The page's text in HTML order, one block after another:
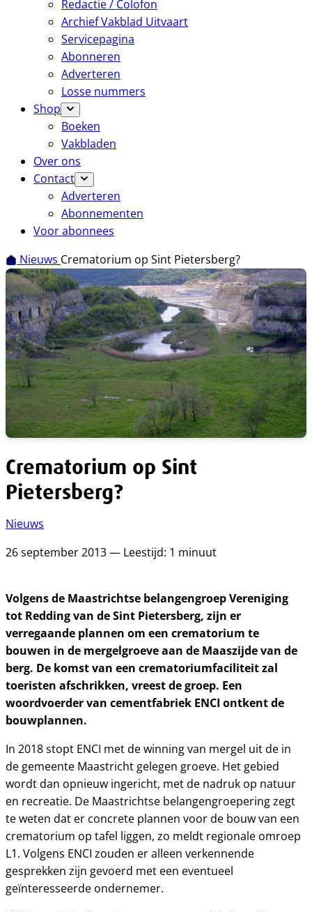
Redactie / Colofon
Archief Vakblad Uitvaart
Servicepagina
Abonneren
Adverteren
Losse nummers
Shop
Boeken
Vakbladen
Over ons
Contact
Adverteren
Abonnementen
Voor abonnees
Nieuws Crematorium op Sint Pietersberg?
Crematorium op Sint
Pietersberg?
Nieuws
26 september 2013 — Leestijd: 1 minuut
Volgens de Maastrichtse belangengroep Vereniging
tot Redding van de Sint Pietersberg, zijn er
verregaande plannen om een crematorium te
bouwen in de mergelgroeve aan de Maaszijde van de
berg. De komst van een crematoriumfaciliteit zal
toeristen afschrikken, vreest de groep. Een
woordvoerder van cementfabriek ENCI ontkent de
bouwplannen.
In 2018 stopt ENCI met de winning van mergel uit de in
de gemeente Maastricht gelegen groeve. Het gebied
wordt dan opnieuw ingericht, met de nadruk op natuur
en recreatie. De Maastrichtse belangengroepering zegt
te weten dat er concrete plannen voor de bouw van een
crematorium op tafel liggen, zo meldt regionale omroep
L1. Volgens ENCI zouden er alleen verkennende
gesprekken zijn gevoerd met een eventueel
geïnteresseerde ondernemer.